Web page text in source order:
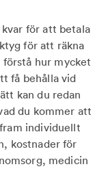
för att betala
för att räkna
hur mycket
få behålla vid
kan du redan
du kommer att
individuellt
kostnader för
medicin